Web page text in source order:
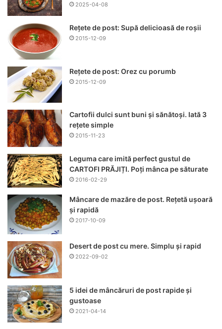
2025-04-08
Rețete de post: Supă delicioasă de roșii
2015-12-09
Rețete de post: Orez cu porumb
2015-12-09
Cartofii dulci sunt buni și sănătoși. Iată 3
rețete simple
2015-11-23
Leguma care imită perfect gustul de
CARTOFI PRĂJIȚI. Poți mânca pe săturate
2016-02-29
Mâncare de mazăre de post. Rețetă ușoară
și rapidă
2017-10-09
Desert de post cu mere. Simplu și rapid
2022-09-02
5 idei de mâncăruri de post rapide și
gustoase
2021-04-14